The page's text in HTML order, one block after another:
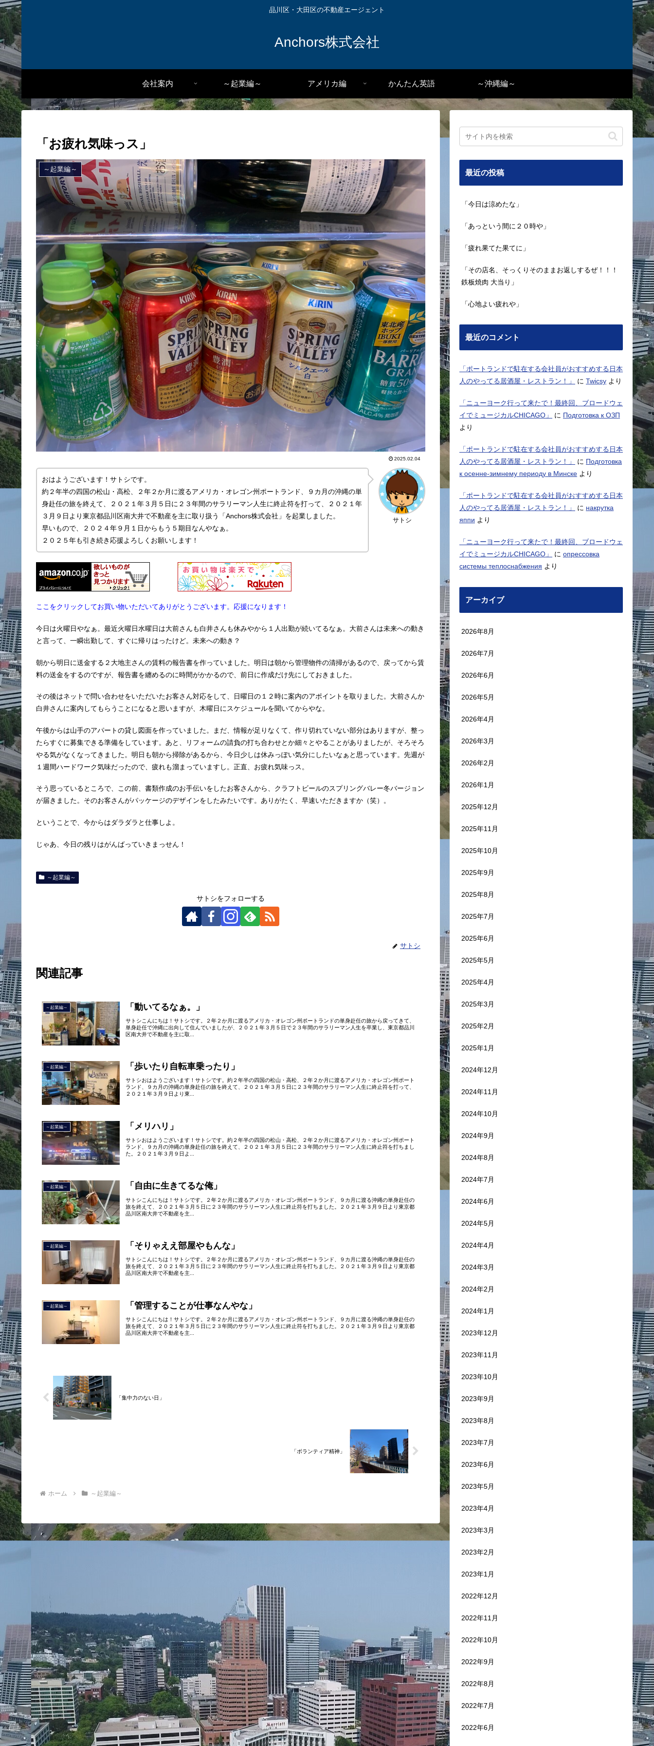
品川区・大田区の不動産エージェント
Anchors株式会社
会社案内 ～起業編～ アメリカ編 かんたん英語 ～沖縄編～
「お疲れ気味っス」
～起業編～
2025.02.04
サトシ
おはようございます！サトシです。
約２年半の四国の松山・高松、２年２か月に渡るアメリカ・オレゴン州ポートランド、９カ月の沖縄の単
身赴任の旅を終えて、２０２１年３月５日に２３年間のサラリーマン人生に終止符を打って、２０２１年
３月９日より東京都品川区南大井で不動産を主に取り扱う「Anchors株式会社」を起業しました。
早いもので、２０２４年９月１日からもう５期目なんやなぁ。
２０２５年も引き続き応援よろしくお願いします！
ここをクリックしてお買い物いただいてありがとうございます。応援になります！
今日は火曜日やなぁ。最近火曜日水曜日は大前さんも白井さんも休みやから１人出勤が続いてるなぁ。大前さんは未来への動き
と言って、一瞬出勤して、すぐに帰りはったけど。未来への動き？
朝から明日に送金する２大地主さんの賃料の報告書を作っていました。明日は朝から管理物件の清掃があるので、戻ってから賃
料の送金をするのですが、報告書を纏めるのに時間がかかるので、前日に作成だけ先にしておきました。
その後はネットで問い合わせをいただいたお客さん対応をして、日曜日の１２時に案内のアポイントを取りました。大前さんか
白井さんに案内してもらうことになると思いますが、木曜日にスケジュールを聞いてからやな。
午後からは山手のアパートの貸し図面を作っていました。まだ、情報が足りなくて、作り切れていない部分はありますが、整っ
たらすぐに募集できる準備をしています。あと、リフォームの請負の打ち合わせとか細々とやることがありましたが、そろそろ
やる気がなくなってきました。明日も朝から掃除があるから、今日少しは休みっぽい気分にしたいなぁと思っています。先週が
１週間ハードワーク気味だったので、疲れも溜まっていますし。正直、お疲れ気味っス。
そう思っているところで、この前、書類作成のお手伝いをしたお客さんから、クラフトビールのスプリングバレー冬バージョン
が届きました。そのお客さんがパッケージのデザインをしたみたいです。ありがたく、早速いただきますか（笑）。
ということで、今からはダラダラと仕事しよ。
じゃあ、今日の残りはがんばっていきまっせん！
～起業編～
サトシをフォローする
サトシ
関連記事
～起業編～ 「動いてるなぁ。」
サトシこんにちは！サトシです。２年２か月に渡るアメリカ・オレゴン州ポートランドの単身赴任の旅から戻ってきて、
単身赴任で沖縄に出向して住んでいましたが、２０２１年３月５日で２３年間のサラリーマン人生を卒業し、東京都品川
区南大井で不動産を主に取...
～起業編～ 「歩いたり自転車乗ったり」
サトシおはようございます！サトシです。約２年半の四国の松山・高松、２年２か月に渡るアメリカ・オレゴン州ポート
ランド、９カ月の沖縄の単身赴任の旅を終えて、２０２１年３月５日に２３年間のサラリーマン人生に終止符を打って、
２０２１年３月９日より東...
～起業編～ 「メリハリ」
サトシおはようございます！サトシです。約２年半の四国の松山・高松、２年２か月に渡るアメリカ・オレゴン州ポート
ランド、９カ月の沖縄の単身赴任の旅を終えて、２０２１年３月５日に２３年間のサラリーマン人生に終止符を打ちまし
た。２０２１年３月９日よ...
～起業編～ 「自由に生きてるな俺」
サトシこんにちは！サトシです。２年２か月に渡るアメリカ・オレゴン州ポートランド、９カ月に渡る沖縄の単身赴任の
旅を終えて、２０２１年３月５日に２３年間のサラリーマン人生に終止符を打ちました。２０２１年３月９日より東京都
品川区南大井で不動産を主...
～起業編～ 「そりゃええ部屋やもんな」
サトシこんにちは！サトシです。２年２か月に渡るアメリカ・オレゴン州ポートランド、９カ月に渡る沖縄の単身赴任の
旅を終えて、２０２１年３月５日に２３年間のサラリーマン人生に終止符を打ちました。２０２１年３月９日より東京都
品川区南大井で不動産を主...
～起業編～ 「管理することが仕事なんやな」
サトシこんにちは！サトシです。２年２か月に渡るアメリカ・オレゴン州ポートランド、９カ月に渡る沖縄の単身赴任の
旅を終えて、２０２１年３月５日に２３年間のサラリーマン人生に終止符を打ちました。２０２１年３月９日より東京都
品川区南大井で不動産を主...
「集中力のない日」
「ボランティア精神」
ホーム ～起業編～
最近の投稿
「今日は涼めたな」
「あっという間に２０時や」
「疲れ果てた果てに」
「その店名、そっくりそのままお返しするぜ！！！
鉄板焼肉 大当り」
「心地よい疲れや」
最近のコメント
「ポートランドで駐在する会社員がおすすめする日本
人のやってる居酒屋・レストラン！」
に Twicsy より
「ニューヨーク行って来たで！最終回、ブロードウェ
イでミュージカルCHICAGO」
に Подготовка к ОЗП
より
「ポートランドで駐在する会社員がおすすめする日本
人のやってる居酒屋・レストラン！」
に Подготовка
к осенне-зимнему периоду в Минске より
「ポートランドで駐在する会社員がおすすめする日本
人のやってる居酒屋・レストラン！」
に накрутка
яппи より
「ニューヨーク行って来たで！最終回、ブロードウェ
イでミュージカルCHICAGO」
に опрессовка
системы теплоснабжения より
アーカイブ
2026年8月
2026年7月
2026年6月
2026年5月
2026年4月
2026年3月
2026年2月
2026年1月
2025年12月
2025年11月
2025年10月
2025年9月
2025年8月
2025年7月
2025年6月
2025年5月
2025年4月
2025年3月
2025年2月
2025年1月
2024年12月
2024年11月
2024年10月
2024年9月
2024年8月
2024年7月
2024年6月
2024年5月
2024年4月
2024年3月
2024年2月
2024年1月
2023年12月
2023年11月
2023年10月
2023年9月
2023年8月
2023年7月
2023年6月
2023年5月
2023年4月
2023年3月
2023年2月
2023年1月
2022年12月
2022年11月
2022年10月
2022年9月
2022年8月
2022年7月
2022年6月